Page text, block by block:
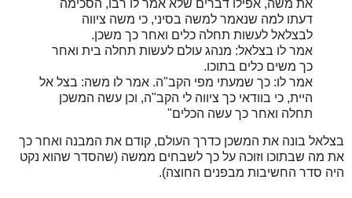
את משה, אפילו דברים שלא אמר לו רבו, הסכימה
דעתו למה שנאמר למשה בסיני, כי משה ציווה
לבצלאל לעשות תחלה כלים ואחר כך משכן.
אמר לו בצלאל: מנהג עולם לעשות תחלה בית ואחר
כך משים כלים בתוכו.
אמר לו: כך שמעתי מפי הקב"ה. אמר לו משה: בצל אל
היית, כי בוודאי כך ציווה לי הקב"ה, וכן עשה המשכן
תחלה ואחר כך עשה הכלים"
בצלאל בונה את המשכן כדרך העולם, קודם את המבנה ואחר כך
את מה שבתוכו וזוכה על כך לשבחים ממשה (שהסדר שהוא נקט
היה סדר החשיבות מבפנים החוצה).